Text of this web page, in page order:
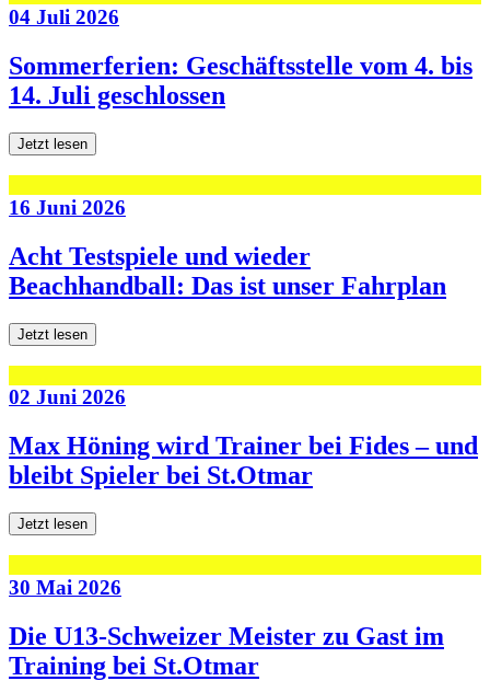
04 Juli 2026
Sommerferien: Geschäftsstelle vom 4. bis
14. Juli geschlossen
Jetzt lesen
16 Juni 2026
Acht Testspiele und wieder
Beachhandball: Das ist unser Fahrplan
Jetzt lesen
02 Juni 2026
Max Höning wird Trainer bei Fides – und
bleibt Spieler bei St.Otmar
Jetzt lesen
30 Mai 2026
Die U13-Schweizer Meister zu Gast im
Training bei St.Otmar